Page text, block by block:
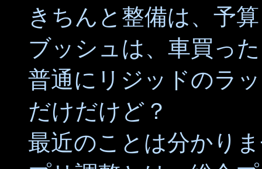
きちんと整備は、予
ブッシュは、車買っ
普通にリジッドのラ
だけだけど？
最近のことは分かり